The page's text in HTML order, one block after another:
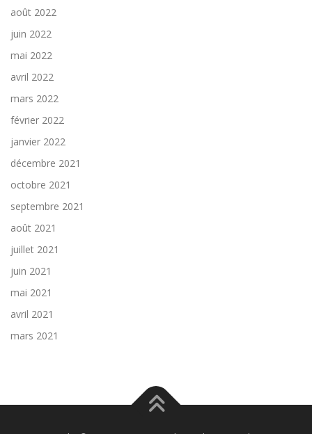
août 2022
juin 2022
mai 2022
avril 2022
mars 2022
février 2022
janvier 2022
décembre 2021
octobre 2021
septembre 2021
août 2021
juillet 2021
juin 2021
mai 2021
avril 2021
mars 2021